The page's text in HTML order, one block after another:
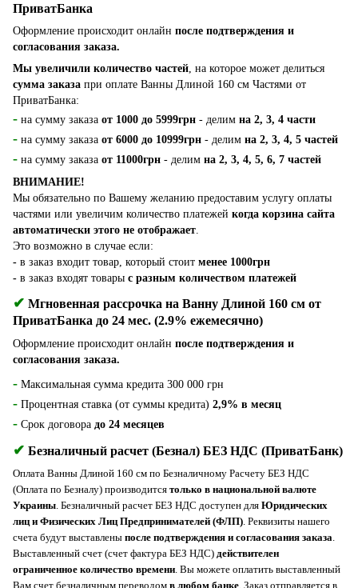
ПриватБанка
Оформление происходит онлайн после подтверждения и
согласования заказа.
Мы увеличили количество частей , на которое может делиться
сумма заказа при оплате Ванны Длиной 160 см Частями от
ПриватБанка:
- на сумму заказа от 1000 до 5999грн - делим на 2, 3, 4 части
- на сумму заказа от 6000 до 10999грн - делим на 2, 3, 4, 5 частей
- на сумму заказа от 11000грн - делим на 2, 3, 4, 5, 6, 7 частей
ВНИМАНИЕ!
Мы обязательно по Вашему желанию предоставим услугу оплаты
частями или увеличим количество платежей когда корзина сайта
автоматически этого не отображает
Это возможно в случае если:
- в заказ входит товар, который стоит менее 1000грн
- в заказ входят товары с разным количеством платежей
✔ Мгновенная рассрочка на Ванну Длиной 160 см от
ПриватБанка до 24 мес. (2.9% ежемесячно)
Оформление происходит онлайн после подтверждения и
согласования заказа.
- Максимальная сумма кредита 300 000 грн
- Процентная ставка (от суммы кредита) 2,9% в месяц
- Срок договора до 24 месяцев
✔ Безналичный расчет (Безнал) БЕЗ НДС (ПриватБанк)
Оплата Ванны Длиной 160 см по Безналичному Расчету БЕЗ НДС
(Оплата по Безналу) пpoизвoдитcя только в национальной валюте
Украины. Безналичный расчет БЕЗ НДС доступен для Юридических
лиц и Физических Лиц Предпринимателей (ФЛП). Реквизиты нашего
счета будут выставлены после подтверждения и согласования заказа.
Выставленный счет (счет фактура БЕЗ НДС) действителен
ограниченное количество времени. Вы можете оплатить выставленный
Вам счет безналичным переводом в любом банке. Заказ отправляется в